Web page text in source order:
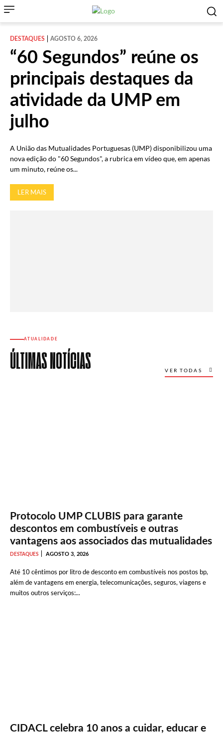
DESTAQUES AGOSTO 6, 2026
“60 Segundos” reúne os
principais destaques da
atividade da UMP em
julho
A União das Mutualidades Portuguesas (UMP) disponibilizou uma
nova edição do "60 Segundos", a rubrica em vídeo que, em apenas
um minuto, reúne os...
LER MAIS
ATUALIDADE
ÚLTIMAS NOTÍCIAS VER TODAS
Protocolo UMP CLUBIS para garante
descontos em combustíveis e outras
vantagens aos associados das mutualidades
DESTAQUES AGOSTO 3, 2026
Até 10 cêntimos por litro de desconto em combustíveis nos postos bp,
além de vantagens em energia, telecomunicações, seguros, viagens e
muitos outros serviços:...
CIDACL celebra 10 anos a cuidar, educar e